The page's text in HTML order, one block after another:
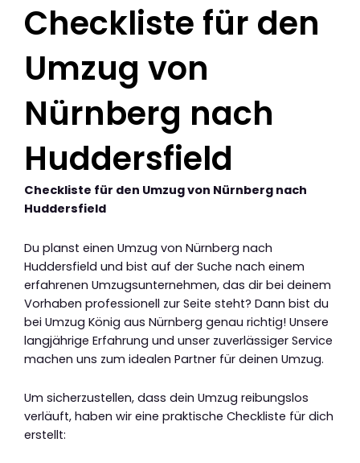
Checkliste für den
Umzug von
Nürnberg nach
Huddersfield
Checkliste für den Umzug von Nürnberg nach
Huddersfield
Du planst einen Umzug von Nürnberg nach
Huddersfield und bist auf der Suche nach einem
erfahrenen Umzugsunternehmen, das dir bei deinem
Vorhaben professionell zur Seite steht? Dann bist du
bei Umzug König aus Nürnberg genau richtig! Unsere
langjährige Erfahrung und unser zuverlässiger Service
machen uns zum idealen Partner für deinen Umzug.
Um sicherzustellen, dass dein Umzug reibungslos
verläuft, haben wir eine praktische Checkliste für dich
erstellt: